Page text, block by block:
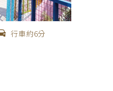
行車約6分